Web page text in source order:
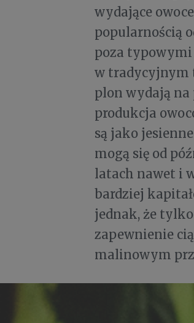
wydające
popularnością
poza
w tradycyjnym
plon wydają na
produkcja
są jako
mogą się od
latach nawet i
bardziej
jednak, że
zapewnienie
malinowym